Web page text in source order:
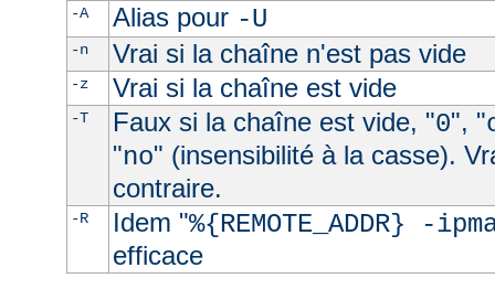
-A Alias pour -U
-n Vrai si la chaîne n'est pas vide
-z Vrai si la chaîne est vide
-T Faux si la chaîne est vide, "0", "
"no" (insensibilité à la casse).
contraire.
-R Idem "%{REMOTE_ADDR} -
efficace